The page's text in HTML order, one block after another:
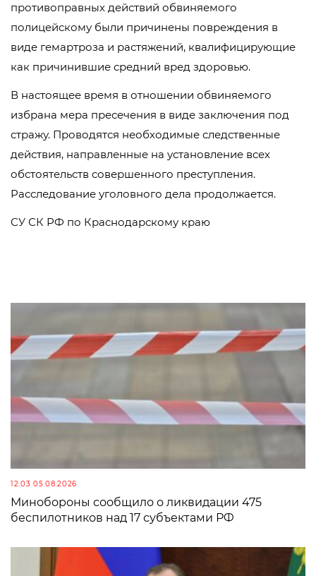
противоправных действий обвиняемого
полицейскому были причинены повреждения в
виде гемартроза и растяжений, квалифицирующие
как причинившие средний вред здоровью.
В настоящее время в отношении обвиняемого
избрана мера пресечения в виде заключения под
стражу. Проводятся необходимые следственные
действия, направленные на установление всех
обстоятельств совершенного преступления.
Расследование уголовного дела продолжается.
СУ СК РФ по Краснодарскому краю
12:03 05.08.2026
Минобороны сообщило о ликвидации 475
беспилотников над 17 субъектами РФ